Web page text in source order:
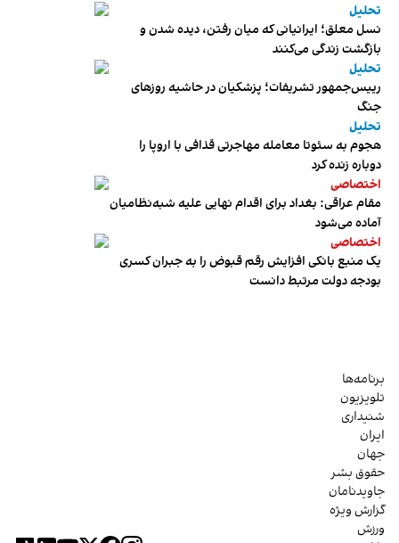
تحلیل
نسل معلق؛ ایرانیانی که میان رفتن، دیده شدن و
بازگشت زندگی می‌کنند
تحلیل
رییس‌جمهور تشریفات؛ پزشکیان در حاشیه روزهای
جنگ
تحلیل
هجوم به سئوتا معامله مهاجرتی قذافی با اروپا را
دوباره زنده کرد
اختصاصی
مقام عراقی: بغداد برای اقدام نهایی علیه شبه‌نظامیان
آماده می‌شود
اختصاصی
یک منبع بانکی افزایش رقم قبوض را به جبران کسری
بودجه دولت مرتبط دانست
برنامه‌ها
تلویزیون
شنیداری
ایران
جهان
حقوق بشر
جاویدنامان
گزارش ویژه
ورزش